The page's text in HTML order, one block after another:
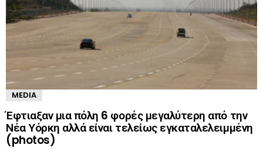
MEDIA
Έφτιαξαν μια πόλη 6 φορές μεγαλύτερη από την
Νέα Υόρκη αλλά είναι τελείως εγκαταλελειμμένη
(photos)